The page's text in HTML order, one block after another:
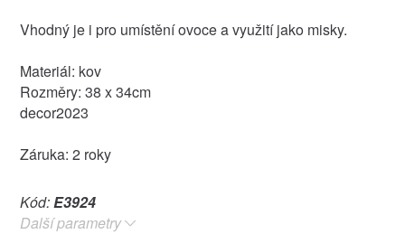
Vhodný je i pro umístění ovoce a využití jako misky.
Materiál: kov
Rozměry: 38 x 34cm
decor2023
Záruka: 2 roky
Kód:E3924
Další parametry